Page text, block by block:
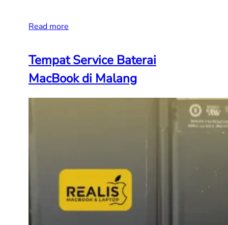
Read more
Tempat Service Baterai
MacBook di Malang